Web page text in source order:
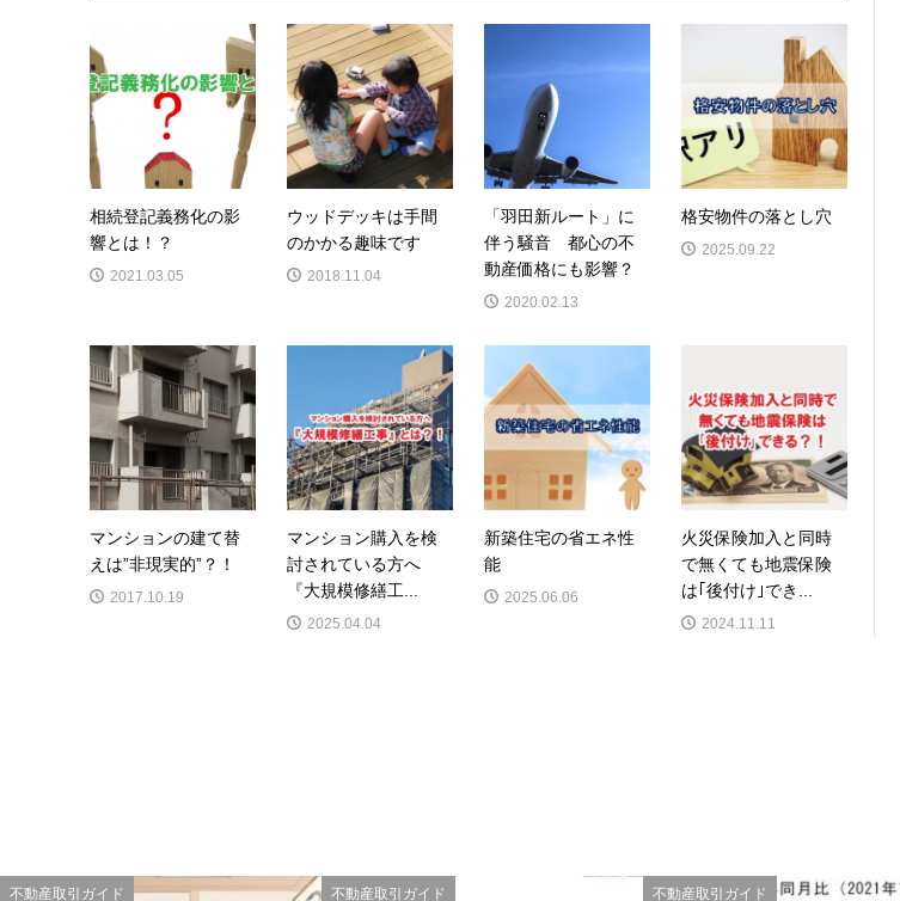
相続登記義務化の影
響とは！？
2021.03.05
ウッドデッキは手間
のかかる趣味です
2018.11.04
「羽田新ルート」に
伴う騒音 都心の不
動産価格にも影響？
2020.02.13
格安物件の落とし穴
2025.09.22
マンションの建て替
えは”非現実的”？！
2017.10.19
マンション購入を検
討されている方へ
『大規模修繕工...
2025.04.04
新築住宅の省エネ性
能
2025.06.06
火災保険加入と同時
で無くても地震保険
は｢後付け｣でき...
2024.11.11
不動産取引ガイド 不動産取引ガイド 不動産取引ガイド